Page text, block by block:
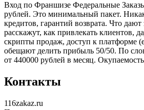
Вход по Франшизе Федеральные
рублей. Это минимальный пакет.
кредитов, гарантий возврата. Что
расскажут, как привлекать клиентов,
скрипты продаж, доступ к платформе
обещают делить прибыль 50/50. По
от 440000 рублей в месяц.
Контакты
116zakaz.ru